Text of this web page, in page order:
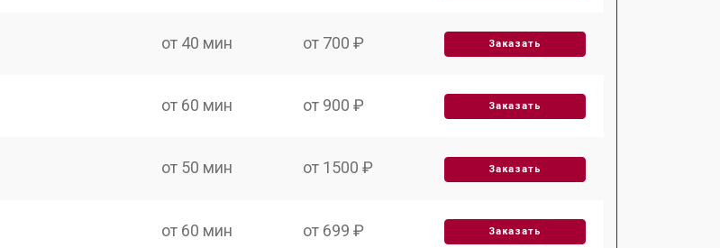
от 40 мин от 700 ₽ Заказать
от 60 мин от 900 ₽ Заказать
от 50 мин от 1500 ₽ Заказать
от 60 мин от 699 ₽ Заказать